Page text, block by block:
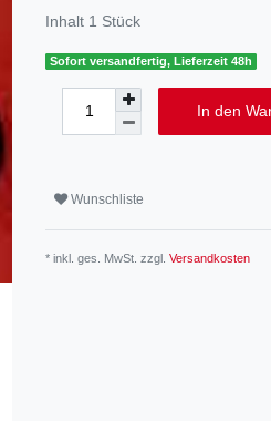
Inhalt 1 Stück
Sofort versandfertig, Lieferzeit 48h
In den
Wunschliste
* inkl. ges. MwSt. zzgl. Versandkosten